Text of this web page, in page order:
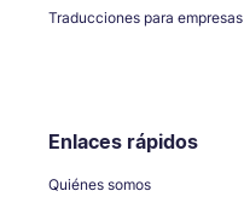
Traducciones para empresas
Enlaces rápidos
Quiénes somos